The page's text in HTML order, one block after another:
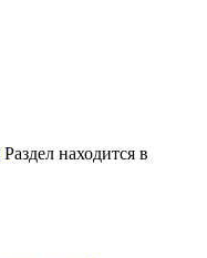
Раздел находится в